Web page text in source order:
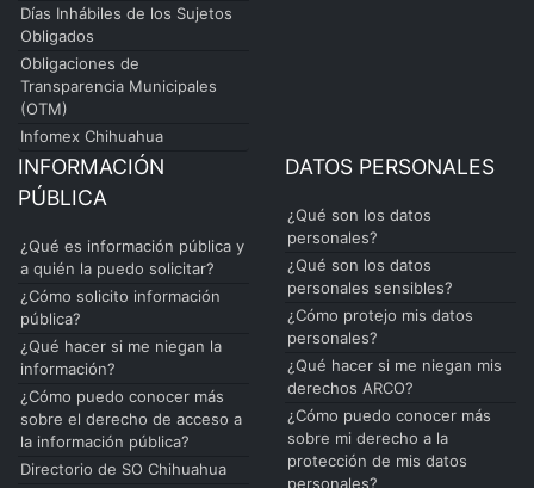
Días Inhábiles de los Sujetos
Obligados
Obligaciones de
Transparencia Municipales
(OTM)
Infomex Chihuahua
INFORMACIÓN
PÚBLICA
¿Qué es información pública y
a quién la puedo solicitar?
¿Cómo solicito información
pública?
¿Qué hacer si me niegan la
información?
¿Cómo puedo conocer más
sobre el derecho de acceso a
la información pública?
Directorio de SO Chihuahua
DATOS PERSONALES
¿Qué son los datos
personales?
¿Qué son los datos
personales sensibles?
¿Cómo protejo mis datos
personales?
¿Qué hacer si me niegan mis
derechos ARCO?
¿Cómo puedo conocer más
sobre mi derecho a la
protección de mis datos
personales?